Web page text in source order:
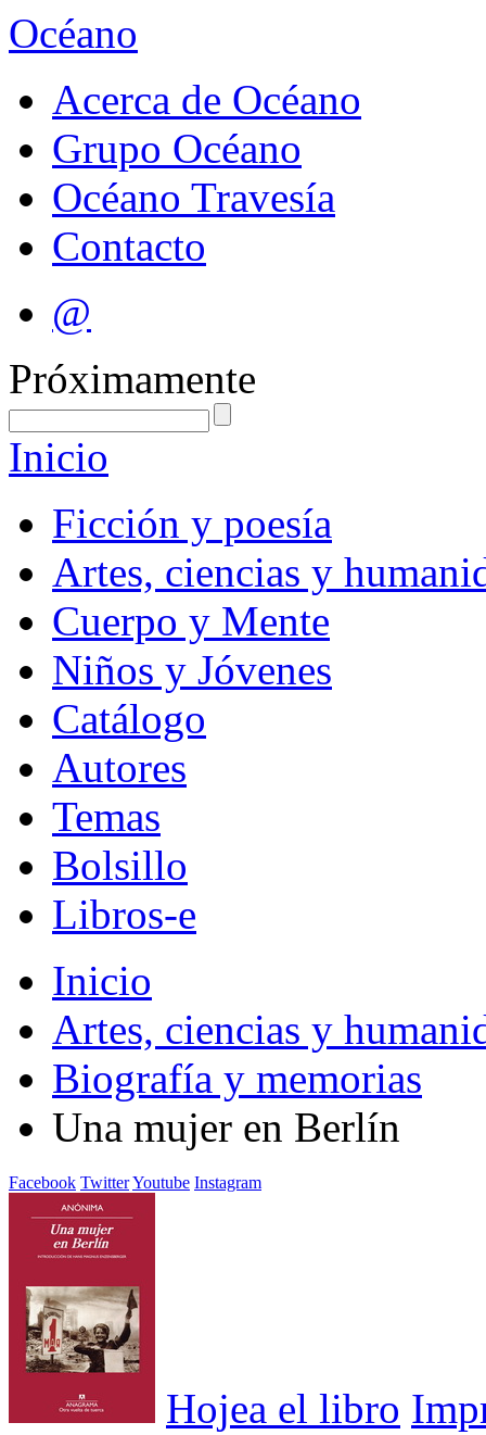
Océano
Acerca de Océano
Grupo Océano
Océano Travesía
Contacto
@
Próximamente
Inicio
Ficción y poesía
Artes, ciencias y
Cuerpo y Mente
Niños y Jóvenes
Catálogo
Autores
Temas
Bolsillo
Libros-e
Inicio
Artes, ciencias y
Biografía y memorias
Una mujer en Berlín
Facebook TwitterYoutube Instagram
Hojea el libro